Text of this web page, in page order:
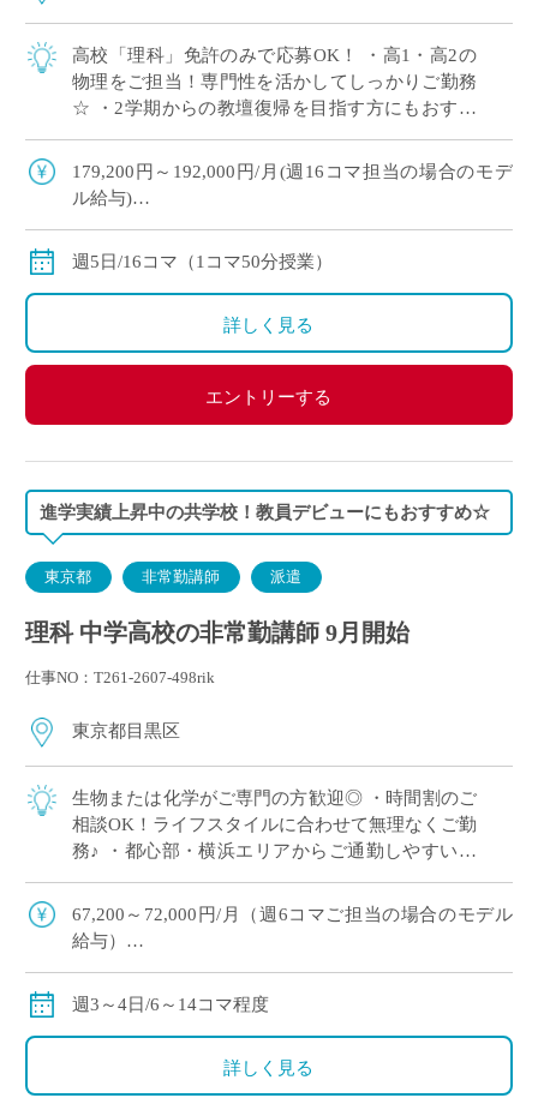
高校「理科」免許のみで応募OK！ ・高1・高2の
物理をご担当！専門性を活かしてしっかりご勤務
☆ ・2学期からの教壇復帰を目指す方にもおすす
も便利です♪
179,200円～192,000円/月(週16コマ担当の場合のモデ
ル給与)
◇交通費別途支給
週5日/16コマ（1コマ50分授業）
詳しく見る
エントリーする
進学実績上昇中の共学校！教員デビューにもおすすめ☆
東京都 非常勤講師 派遣
理科 中学高校の非常勤講師 9月開始
仕事NO：T261-2607-498rik
東京都目黒区
生物または化学がご専門の方歓迎◎ ・時間割のご
相談OK！ライフスタイルに合わせて無理なくご勤
務♪ ・都心部・横浜エリアからご通勤しやすい好
67,200～72,000円/月（週6コマご担当の場合のモデル
給与）
ル給与）
週3～4日/6～14コマ程度
詳しく見る